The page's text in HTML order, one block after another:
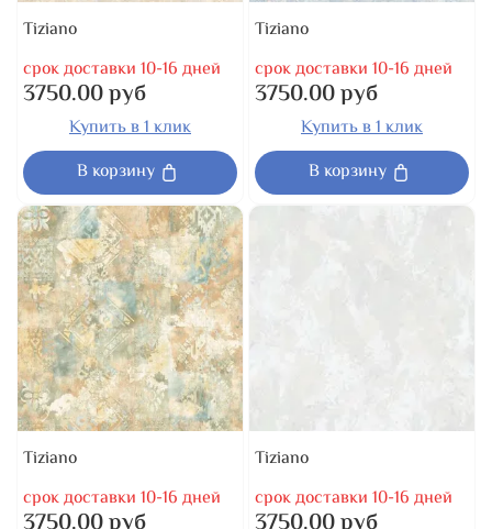
Tiziano
срок доставки 10-16 дней
3750.00 руб
Купить в 1 клик
В корзину
Tiziano
срок доставки 10-16 дней
3750.00 руб
Купить в 1 клик
В корзину
Tiziano
срок доставки 10-16 дней
Tiziano
срок доставки 10-16 дней